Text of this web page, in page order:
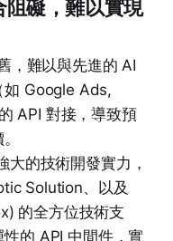
礙，難以實現
，難以與先進的 AI
如 Google Ads,
API 對接，導致預
大的技術開發實力，
Solution、以及
的全方位技術支
的 API 中間件，實